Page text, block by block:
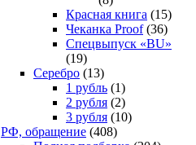
Красная книга (15)
Чеканка Proof(36)
Спецвыпуск «BU»
(19)
Серебро (13)
1 рубль (1)
2 рубля (2)
3 рубля (10)
РФ, обращение (408)